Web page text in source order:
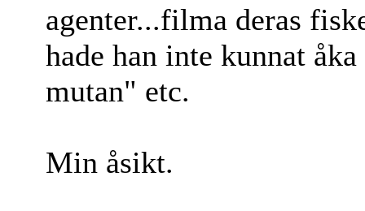
agenter...filma deras
hade han inte kunnat
mutan" etc.
Min åsikt.